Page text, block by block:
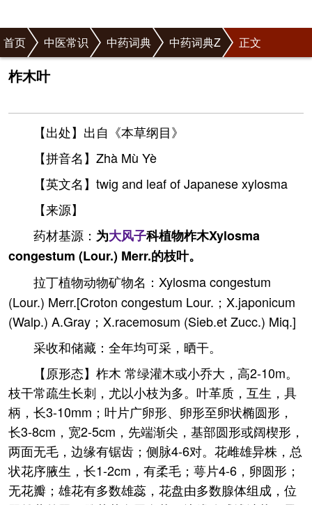
首页 中医常识 中药词典 中药词典Z 正文
柞木叶
【出处】出自《本草纲目》
【拼音名】Zhà Mù Yè
【英文名】twig and leaf of Japanese xylosma
【来源】
药材基源： 为大风子科植物柞木Xylosma
congestum (Lour.) Merr.的枝叶。
拉丁植物动物矿物名：Xylosma congestum
(Lour.) Merr.[Croton congestum Lour.；X.japonicum
(Walp.) A.Gray；X.racemosum (Sieb.et Zucc.) Miq.]
采收和储藏：全年均可采，晒干。
【原形态】柞木 常绿灌木或小乔大，高2-10m。
枝干常疏生长刺，尤以小枝为多。叶革质，互生，具
柄，长3-10mm；叶片广卵形、卵形至卵状椭圆形，
长3-8cm，宽2-5cm，先端渐尖，基部圆形或阔楔形，
两面无毛，边缘有锯齿；侧脉4-6对。花雌雄异株，总
状花序腋生，长1-2cm，有柔毛；萼片4-6，卵圆形；
无花瓣；雄花有多数雄蕊，花盘由多数腺体组成，位